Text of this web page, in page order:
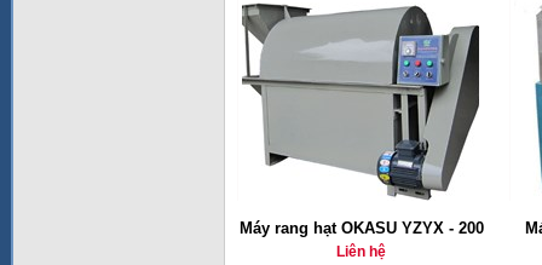
Máy rang hạt OKASU YZYX - 200
Liên hệ